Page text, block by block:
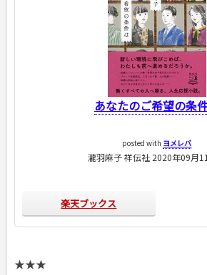
あなたのご希望の条
posted with ヨメレバ
瀧羽麻子 祥伝社 2020年09月
楽天ブックス
★★★